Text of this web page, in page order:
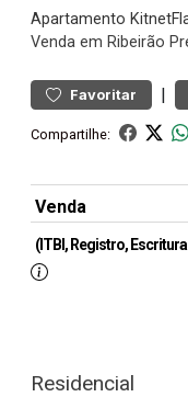
Apartamento
Venda em Ribeirão
Favoritar |
Compartilhe:
Venda
(ITBI, Registro,
Residencial